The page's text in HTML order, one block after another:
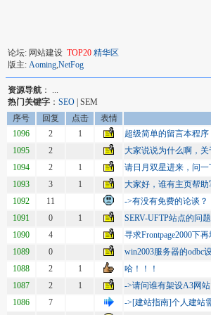
论坛: 网站建设 TOP20 精华区
版主: Aoming,NetFog
资源导航 ： ...
热门关键字 ： SEO | SEM
序号
回复 点击 表情
1096
2 1 超级简单的留言本程序
1095
2 大家说说为什么啊，关
1094
2 1 请日月双星进来，问一
1093
3 1 大家好，谁有主页帮助
1092
11 ->有没有免费的论谈？
1091
0 1 SERV-UFTP站点的问
1090
4 寻求Frontpage2000下
1089
0 win2003服务器的odbc
1088
2 1 哈！！！
1087
2 1 ->请问谁有架设A3网站
1086
7 ->[建站指南]个人建